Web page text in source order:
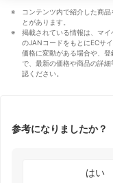
コンテンツ内で紹介した商
とがあります。
掲載されている情報は、マ
のJANコードをもとにECサ
価格に変動がある場合や、
で、最新の価格や商品の詳
認ください。
参考になりましたか？
はい